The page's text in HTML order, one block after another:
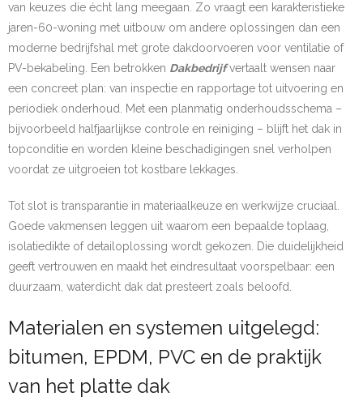
van keuzes die écht lang meegaan. Zo vraagt een karakteristieke
jaren-60-woning met uitbouw om andere oplossingen dan een
moderne bedrijfshal met grote dakdoorvoeren voor ventilatie of
PV-bekabeling. Een betrokken Dakbedrijfvertaalt wensen naar
een concreet plan: van inspectie en rapportage tot uitvoering en
periodiek onderhoud. Met een planmatig onderhoudsschema –
bijvoorbeeld halfjaarlijkse controle en reiniging – blijft het dak in
topconditie en worden kleine beschadigingen snel verholpen
voordat ze uitgroeien tot kostbare lekkages.
Tot slot is transparantie in materiaalkeuze en werkwijze cruciaal.
Goede vakmensen leggen uit waarom een bepaalde toplaag,
isolatiedikte of detailoplossing wordt gekozen. Die duidelijkheid
geeft vertrouwen en maakt het eindresultaat voorspelbaar: een
duurzaam, waterdicht dak dat presteert zoals beloofd.
Materialen en systemen uitgelegd:
bitumen, EPDM, PVC en de praktijk
van het platte dak